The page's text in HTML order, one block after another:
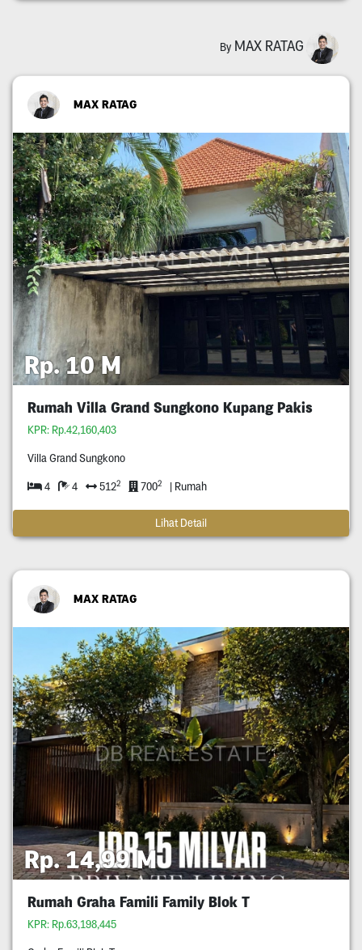
By MAX RATAG
MAX RATAG
Rp. 10 M
Rumah Villa Grand Sungkono Kupang Pakis
KPR: Rp.42,160,403
Villa Grand Sungkono
4 4 5122 7002 | Rumah
Lihat Detail
MAX RATAG
Rp. 14,99 M
Rumah Graha Famili Family Blok T
KPR: Rp.63,198,445